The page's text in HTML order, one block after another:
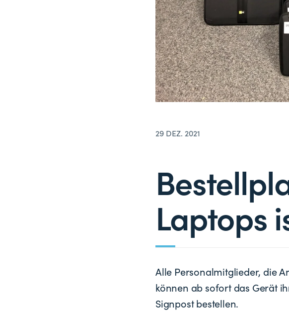
29 DEZ. 2021
Laptops
Alle Personalmitglieder, die
können ab sofort das Gerät
Signpost bestellen.